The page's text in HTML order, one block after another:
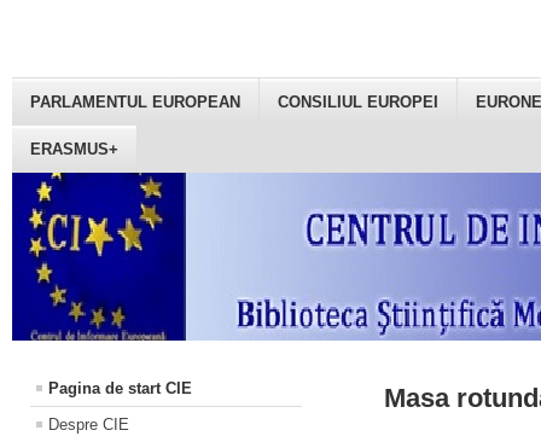
PARLAMENTUL EUROPEAN CONSILIUL EUROPEI
ERASMUS+
Pagina de start CIE
Despre CIE
Masa